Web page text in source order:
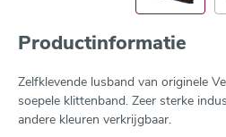
Productinformatie
Zelfklevende lusband van originele
soepele klittenband. Zeer sterke
andere kleuren verkrijgbaar.